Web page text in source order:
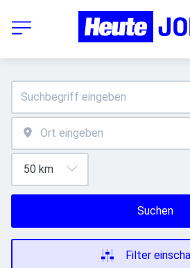
Suchen
Filter